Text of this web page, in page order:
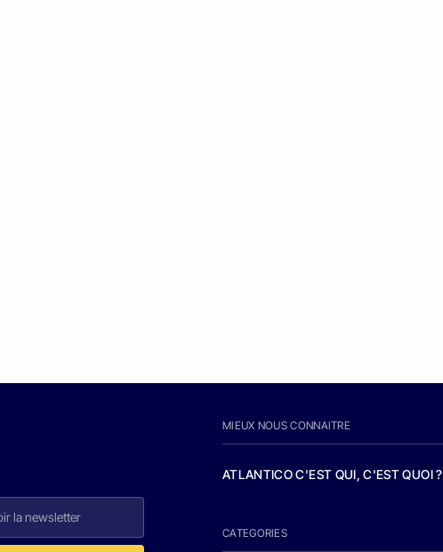
MIEUX NOUS CONNAITRE
ATLANTICO C'EST QUI, C'EST QUOI ?
CATEGORIES